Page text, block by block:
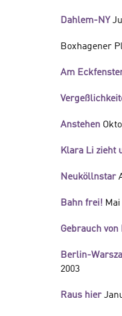
Dahlem-NY
Boxhagener
Am
Anstehen
Klara Li zieht
Neuköllnstar
Bahn frei! Mai
Gebrauch von
Berlin-
2003
Raus hier